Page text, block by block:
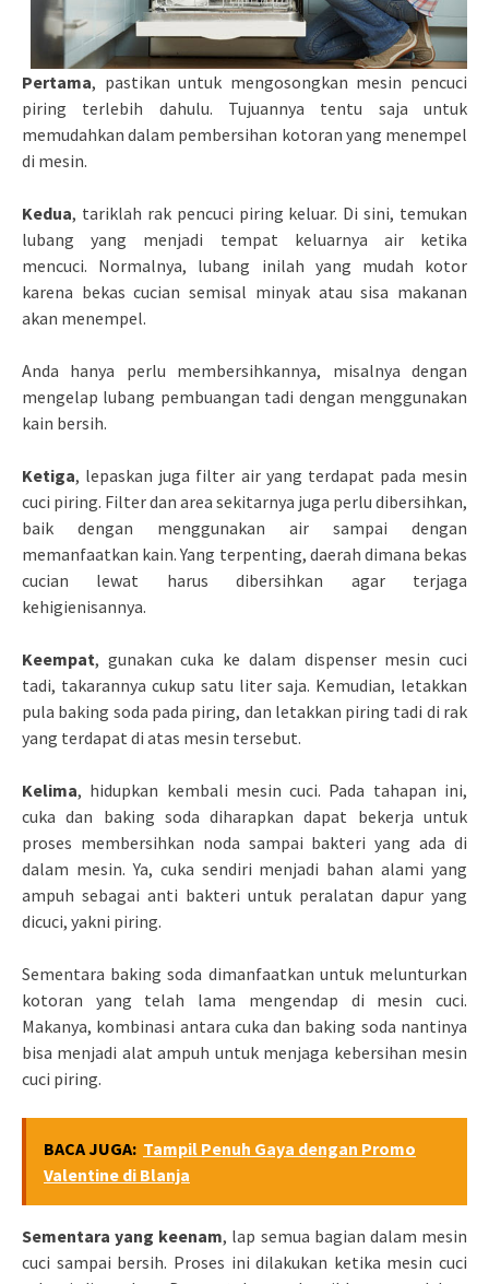
Pertama, pastikan untuk mengosongkan mesin pencuci
piring terlebih dahulu. Tujuannya tentu saja untuk
memudahkan dalam pembersihan kotoran yang menempel
di mesin.
Kedua, tariklah rak pencuci piring keluar. Di sini, temukan
lubang yang menjadi tempat keluarnya air ketika
mencuci. Normalnya, lubang inilah yang mudah kotor
karena bekas cucian semisal minyak atau sisa makanan
akan menempel.
Anda hanya perlu membersihkannya, misalnya dengan
mengelap lubang pembuangan tadi dengan menggunakan
kain bersih.
Ketiga, lepaskan juga filter air yang terdapat pada mesin
cuci piring. Filter dan area sekitarnya juga perlu dibersihkan,
baik dengan menggunakan air sampai dengan
memanfaatkan kain. Yang terpenting, daerah dimana bekas
cucian lewat harus dibersihkan agar terjaga
kehigienisannya.
Keempat, gunakan cuka ke dalam dispenser mesin cuci
tadi, takarannya cukup satu liter saja. Kemudian, letakkan
pula baking soda pada piring, dan letakkan piring tadi di rak
yang terdapat di atas mesin tersebut.
Kelima, hidupkan kembali mesin cuci. Pada tahapan ini,
cuka dan baking soda diharapkan dapat bekerja untuk
proses membersihkan noda sampai bakteri yang ada di
dalam mesin. Ya, cuka sendiri menjadi bahan alami yang
ampuh sebagai anti bakteri untuk peralatan dapur yang
dicuci, yakni piring.
Sementara baking soda dimanfaatkan untuk melunturkan
kotoran yang telah lama mengendap di mesin cuci.
Makanya, kombinasi antara cuka dan baking soda nantinya
bisa menjadi alat ampuh untuk menjaga kebersihan mesin
cuci piring.
BACA JUGA: Tampil Penuh Gaya dengan Promo
Valentine di Blanja
Sementara yang keenam, lap semua bagian dalam mesin
cuci sampai bersih. Proses ini dilakukan ketika mesin cuci